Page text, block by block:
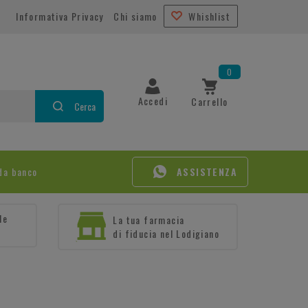
Informativa Privacy Chi siamo Whishlist
Cerca Accedi Carrello
0
banco ASSISTENZA
La tua farmacia
di fiducia nel Lodigiano